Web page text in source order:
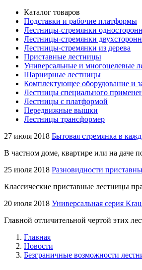
Каталог товаров
Подставки и рабочие платформы
Лестницы-стремянки
Лестницы-стремянки
Лестницы-стремянки из дерева
Приставные лестницы
Универсальные и многоцелевые
Шарнирные лестницы
Комплектующее оборудование и
Лестницы специального
Лестницы с платформой
Передвижные вышки
Лестницы трансформер
27 июля 2018 Бытовая стремянка в
В частном доме, квартире или на даче
25 июля 2018 Разновидности
Классические приставные лестницы
20 июля 2018 Универсальная серия
Главной отличительной чертой этих
Главная
Новости
Безграничные возможности